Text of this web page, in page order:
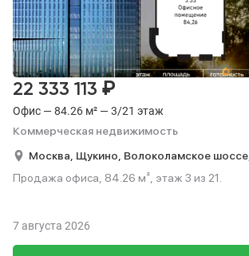
Офис — 84.26 м² — 3/21 этаж
Коммерческая недвижимость
22 333 113 ₽
Москва, Щукино, Волоколамское шоссе,
Продажа офиса, 84.26 м², этаж 3 из 21.
7 августа 2026